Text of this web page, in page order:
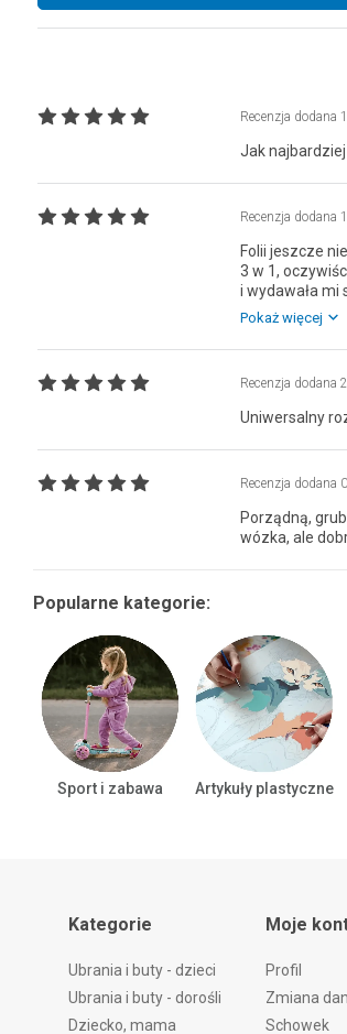
Recenzja dodana
Jak
Recenzja dodana
Folii jeszcze
3 w 1,
i wydawała mi
delikatniejsza,
Pokaż więcej
Recenzja dodana
Uniwersalny
Recenzja dodana
Porządną,
wózka, ale
Popularne kategorie:
Sport i zabawa Artykuły plastyczne
Kategorie
Ubrania i buty - dzieci
Ubrania i buty - dorośli
Dziecko, mama
Moje
Profil
Zmiana
Schowek